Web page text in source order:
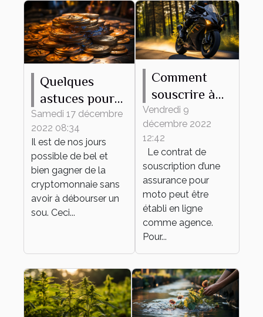
Quelques
astuces pour
trouver les
meilleurs jeux
de
cryptomonnaie
Samedi 17 décembre
2022 08:34
Il est de nos jours
possible de bel et
bien gagner de la
cryptomonnaie sans
avoir à débourser un
sou. Ceci...
Comment
souscrire à
une
assurance
moto en
ligne?
Vendredi 9
décembre 2022
12:42
Le contrat de
souscription d’une
assurance pour
moto peut être
établi en ligne
comme agence.
Pour...